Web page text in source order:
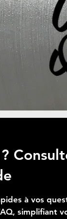
au panier
à vos
simplifiant